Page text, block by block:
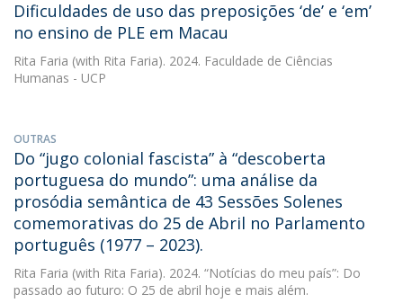
Dificuldades de uso das preposições ‘de’ e ‘em’
no ensino de PLE em Macau
Rita Faria (with Rita Faria). 2024. Faculdade de Ciências
Humanas - UCP
OUTRAS
Do “jugo colonial fascista” à “descoberta
portuguesa do mundo”: uma análise da
prosódia semântica de 43 Sessões Solenes
comemorativas do 25 de Abril no Parlamento
português (1977 – 2023).
Rita Faria (with Rita Faria). 2024. “Notícias do meu país”: Do
passado ao futuro: O 25 de abril hoje e mais além.